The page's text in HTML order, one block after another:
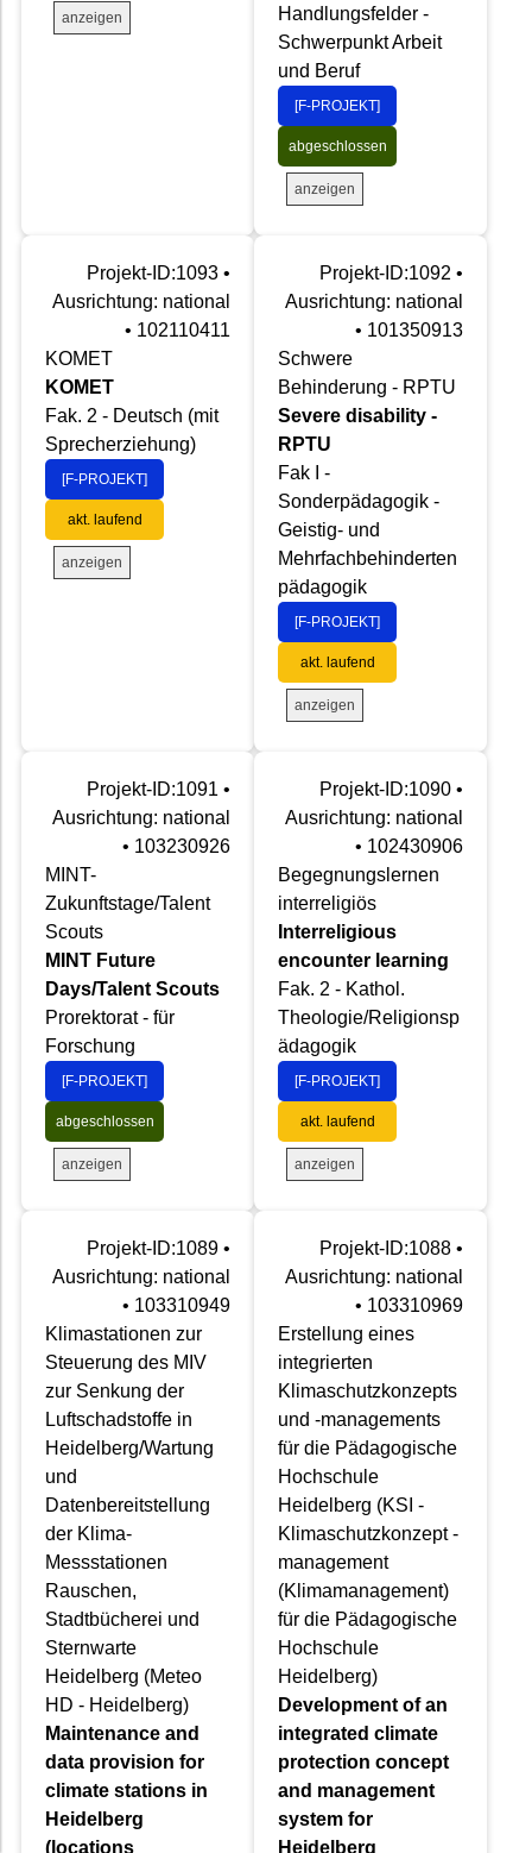
anzeigen
Handlungsfelder -
Schwerpunkt Arbeit
und Beruf
[F-PROJEKT]
abgeschlossen
anzeigen
Projekt-ID:1093 •
Ausrichtung: national
• 102110411
KOMET
KOMET
Fak. 2 - Deutsch (mit
Sprecherziehung)
[F-PROJEKT]
akt. laufend
anzeigen
Projekt-ID:1092 •
Ausrichtung: national
• 101350913
Schwere
Behinderung - RPTU
Severe disability -
RPTU
Fak I -
Sonderpädagogik -
Geistig- und
Mehrfachbehinderten
pädagogik
[F-PROJEKT]
akt. laufend
anzeigen
Projekt-ID:1091 •
Ausrichtung: national
• 103230926
MINT-
Zukunftstage/Talent
Scouts
MINT Future
Days/Talent Scouts
Prorektorat - für
Forschung
[F-PROJEKT]
abgeschlossen
anzeigen
Projekt-ID:1090 •
Ausrichtung: national
• 102430906
Begegnungslernen
interreligiös
Interreligious
encounter learning
Fak. 2 - Kathol.
Theologie/Religionsp
ädagogik
[F-PROJEKT]
akt. laufend
anzeigen
Projekt-ID:1089 •
Ausrichtung: national
• 103310949
Klimastationen zur
Steuerung des MIV
zur Senkung der
Luftschadstoffe in
Heidelberg/Wartung
und
Datenbereitstellung
der Klima-
Messstationen
Rauschen,
Stadtbücherei und
Sternwarte
Heidelberg (Meteo
HD - Heidelberg)
Maintenance and
data provision for
climate stations in
Heidelberg
(locations
Projekt-ID:1088 •
Ausrichtung: national
• 103310969
Erstellung eines
integrierten
Klimaschutzkonzepts
und -managements
für die Pädagogische
Hochschule
Heidelberg (KSI -
Klimaschutzkonzept -
management
(Klimamanagement)
für die Pädagogische
Hochschule
Heidelberg)
Development of an
integrated climate
protection concept
and management
system for
Heidelberg